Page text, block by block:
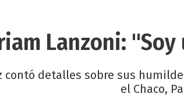
Lanzoni:
contó detalles sobre sus
el Chaco,